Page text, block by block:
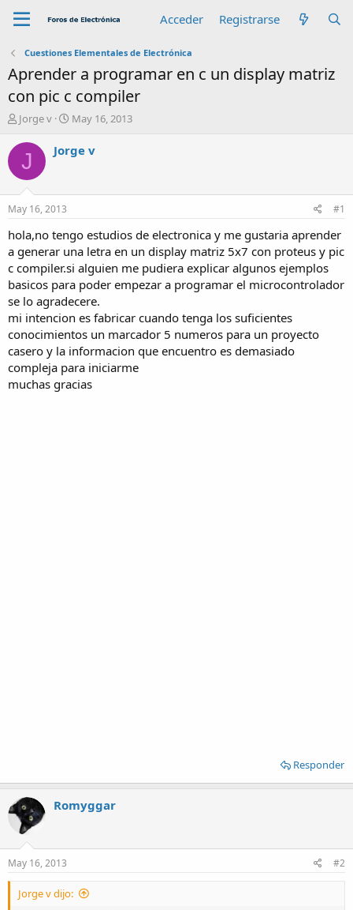
Acceder Registrarse
Cuestiones Elementales de Electrónica
Aprender a programar en c un display matriz
con pic c compiler
A
t
r
Jorge v
F
c
h
n
i
c
i
o
May 16, 2013
J Jorge v
May 16, 2013 #1
hola,no tengo estudios de electronica y me gustaria aprender
a generar una letra en un display matriz 5x7 con proteus y pic
c compiler.si alguien me pudiera explicar algunos ejemplos
basicos para poder empezar a programar el microcontrolador
se lo agradecere.
mi intencion es fabricar cuando tenga los suficientes
conocimientos un marcador 5 numeros para un proyecto
casero y la informacion que encuentro es demasiado
compleja para iniciarme
muchas gracias
Responder
Romyggar
May 16, 2013 #2
Jorge v dijo: